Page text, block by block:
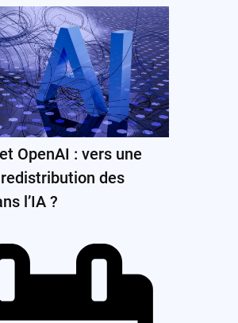
OpenAI : vers une
des
l’IA ?